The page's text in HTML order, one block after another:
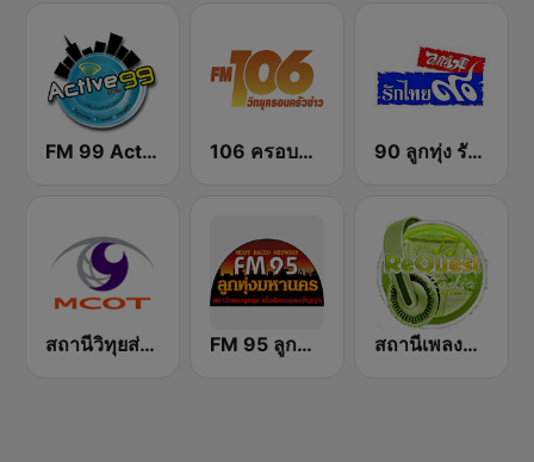
FM 99 Active Radio 106 ครอบครัวข่าว 90 ลูกทุ่ง รักไทย
สถานีวิทุยส่วนภูมิภาค MCOT Radio ลำปาง FM 95 ลูกทุ่งมหานคร อสมท สถานีเพลงสากล Request Radio International Music